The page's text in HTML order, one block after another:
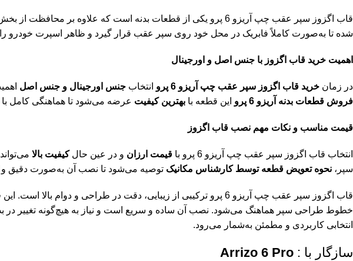
قاب اگزوز سپر عقب چپ آریزو 6 پرو یکی از قطعات بدنه است که علاوه بر محافظت از بخش خروجی اگزوز، در زیبایی نمای عقب خودرو نیز تاثیر قابل توجهی دارد. این قطعه با
شده تا به‌صورت کاملاً فابریک در محل خود روی سپر عقب قرار گیرد و ظاهر اسپرت خودرو
اهمیت خرید قاب اگزوز با جنس اصل و اورجینال
در زمان خرید قاب اگزوز سپر عقب چپ آریزو 6 پرو انتخاب جنس اورجینال و جنس اصل
فروش قطعات بدنه آریزو 6 پرو
این قطعه با بهترین کیفیت عرضه می‌شود تا هماهنگی کامل
قیمت مناسب و نکات مهم نصب قاب اگزوز
انتخاب قاب اگزوز سپر عقب چپ آریزو 6 پرو با قیمت ارزان و در عین حال کیفیت بالا
سپر، نحوه تعویض قطعه توسط کارشناس مکانیک توصیه می‌شود تا نصب آن به‌صورت دقیق و
قاب اگزوز سپر عقب چپ آریزو 6 پرو ترکیبی از زیبایی، دقت در
خطوط طراحی سپر هماهنگ می‌شود. نصب آن ساده و سریع است و نیاز به هیچ‌گونه تغییر در
انتخابی کاربردی و مطمئن به‌شمار می‌رود.
سازگار با : Arrizo 6 Pro